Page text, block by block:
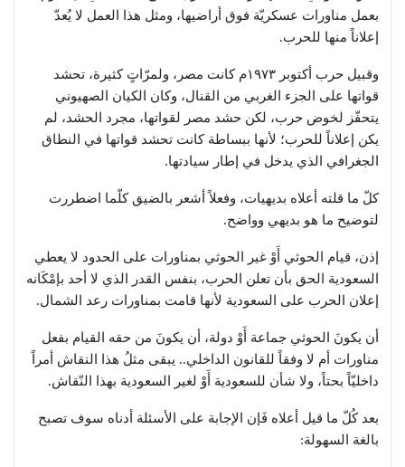
بعمل مناورات عسكريّة فوق أراضيها، ومثل هذا العمل لا يُعدّ
إعلاناً منها للحرب.
وقبيل حرب أكتوبر ١٩٧٣م كانت مصر، ولمرّاتٍ كثيرة، تحشد
قواتها على الجزء الغربي من القنال، وكان الكيان الصهيوني
يتحفّز لخوض حرب، لكن حشد مصر لقواتها، مجرد الحشد، لم
يكن إعلاناً للحرب؛ لأنها ببساطة كانت تحشد قواتها في النطاق
الجغرافي الذي يدخل في إطار سيادتها.
كلّ ما قلته أعلاه بديهيات، وفعلاً أشعر بالضيق كلّما اضطررت
لتوضيح ما هو بديهي وواضح.
إذن، قيام الحوثي أَوْ غير الحوثي بمناورات على الحدود لا يعطي
السعودية الحق بأن تعلن الحرب، بنفس القدر الذي لا أحد بإمْكَانه
إعلان الحرب على السعودية لأنها قامت بمناورات رعد الشمال.
أن يكونَ الحوثي جماعة أَوْ دولة، أن يكونَ من حقه القيام بفعل
مناورات أم لا وفقاً للقانون الداخلي.. يبقى مثلُ هذا النقاش أمراً
داخليّاً بحتاً، ولا شأن للسعودية أَوْ لغير السعودية بهذا النّقاش.
بعد كُلّ ما قيل أعلاه فَإن الإجابة على الأسئلة أدناه سوف تصبح
بالغة السهولة: